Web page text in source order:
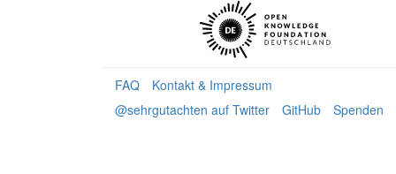
FAQ
Kontakt & Impressum
@sehrgutachten auf Twitter
GitHub Spenden